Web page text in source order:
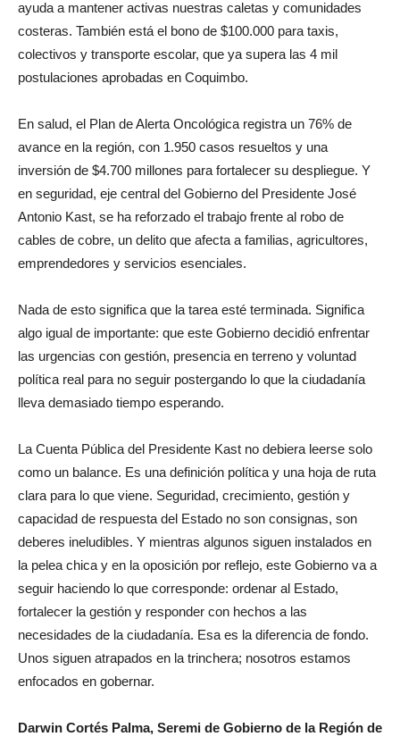
ayuda a mantener activas nuestras caletas y comunidades
costeras. También está el bono de $100.000 para taxis,
colectivos y transporte escolar, que ya supera las 4 mil
postulaciones aprobadas en Coquimbo.
En salud, el Plan de Alerta Oncológica registra un 76% de
avance en la región, con 1.950 casos resueltos y una
inversión de $4.700 millones para fortalecer su despliegue. Y
en seguridad, eje central del Gobierno del Presidente José
Antonio Kast, se ha reforzado el trabajo frente al robo de
cables de cobre, un delito que afecta a familias, agricultores,
emprendedores y servicios esenciales.
Nada de esto significa que la tarea esté terminada. Significa
algo igual de importante: que este Gobierno decidió enfrentar
las urgencias con gestión, presencia en terreno y voluntad
política real para no seguir postergando lo que la ciudadanía
lleva demasiado tiempo esperando.
La Cuenta Pública del Presidente Kast no debiera leerse solo
como un balance. Es una definición política y una hoja de ruta
clara para lo que viene. Seguridad, crecimiento, gestión y
capacidad de respuesta del Estado no son consignas, son
deberes ineludibles. Y mientras algunos siguen instalados en
la pelea chica y en la oposición por reflejo, este Gobierno va a
seguir haciendo lo que corresponde: ordenar al Estado,
fortalecer la gestión y responder con hechos a las
necesidades de la ciudadanía. Esa es la diferencia de fondo.
Unos siguen atrapados en la trinchera; nosotros estamos
enfocados en gobernar.
Darwin Cortés Palma, Seremi de Gobierno de la Región de